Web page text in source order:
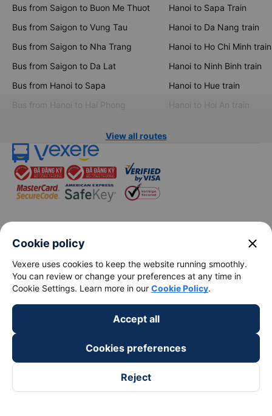
Bus from Saigon to Buon Me Thuot
Bus from Saigon to Vung Tau
Bus from Saigon to Nha Trang
Bus from Saigon to Da Lat
Bus from Hanoi to Sapa
Bus from Hanoi to Hai Phong
Hanoi to Sapa Train
Hanoi to Da Nang train
Hanoi to Ho Chi Minh train
Hanoi to Ninh Binh train
Hanoi to Hue train
Hanoi to Hoi An train
View all routes
keyboard_arrow_down
About Us
Support
keyboard_arrow_down
Become a Partner
Payment partners
Cookie policy close
Vexere uses cookies to keep the website running smoothly.
You can review or change your preferences at any time in
Cookie Settings. Learn more in our Cookie Policy.
Accept all
Cookies preferences
Reject